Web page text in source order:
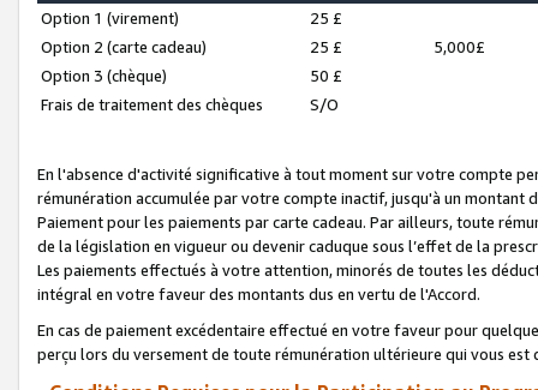
Option 1 (virement)
25 £
Option 2 (carte cadeau)
25 £
5,000£
Option 3 (chèque)
50 £
Frais de traitement des chèques
S/O
En l'absence d'activité significative à tout moment sur votre compte
rémunération accumulée par votre compte inactif, jusqu'à un montant
Paiement pour les paiements par carte cadeau. Par ailleurs, toute
de la législation en vigueur ou devenir caduque sous l’effet de la
Les paiements effectués à votre attention, minorés de toutes les
intégral en votre faveur des montants dus en vertu de l'Accord.
En cas de paiement excédentaire effectué en votre faveur pour
perçu lors du versement de toute rémunération ultérieure qui vous est